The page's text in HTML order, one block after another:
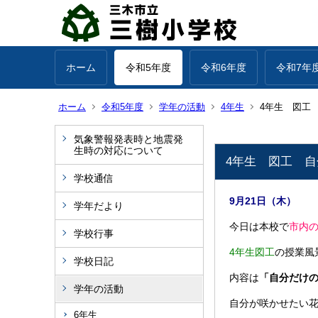
ホーム 令和5年度 令和6年度 令和7年
ホーム 令和5年度 学年の活動 4年生 4年生 図工
気象警報発表時と地震発
生時の対応について
学校通信
学年だより
学校行事
学校日記
学年の活動
6年生
4年生 図工 自
9月21日（木）
今日は本校で市内
4年生図工の授業風
内容は 「自分だけ
自分が咲かせたい